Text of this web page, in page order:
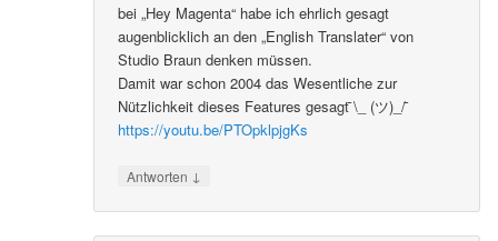
bei „Hey Magenta“ habe ich ehrlich gesagt
augenblicklich an den „English Translater“ von
Studio Braun denken müssen.
Damit war schon 2004 das Wesentliche zur
Nützlichkeit dieses Features gesagt ̄\_ (ツ)_/ ̄
https://youtu.be/PTOpklpjgKs
Antworten ↓